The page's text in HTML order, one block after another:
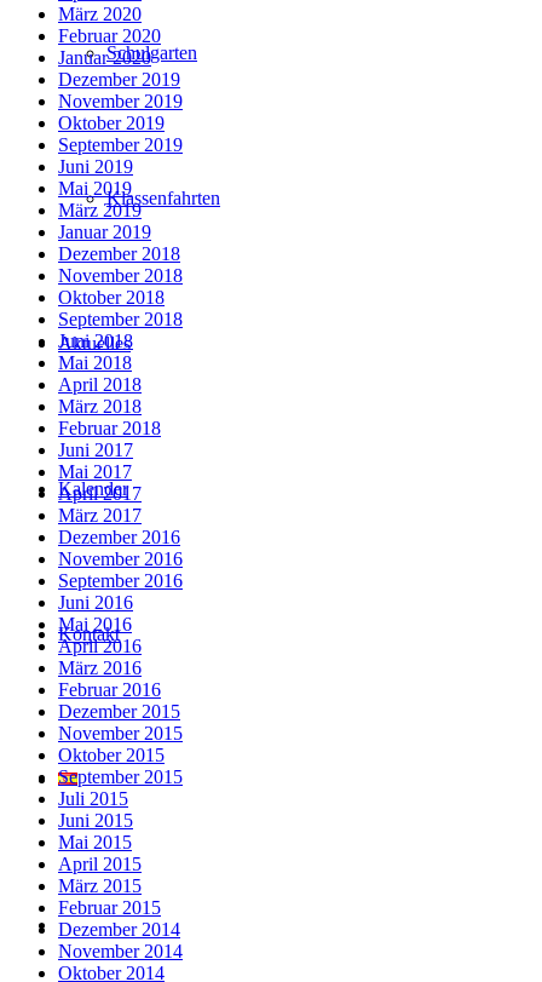
Schulgarten
Klassenfahrten
Aktuelles
Kalender
Kontakt
Suche
März 2020
Februar 2020
Januar 2020
Dezember 2019
November 2019
Oktober 2019
September 2019
Juni 2019
Mai 2019
März 2019
Januar 2019
Dezember 2018
November 2018
Oktober 2018
September 2018
Juni 2018
Mai 2018
April 2018
März 2018
Februar 2018
Juni 2017
Mai 2017
April 2017
März 2017
Dezember 2016
November 2016
September 2016
Juni 2016
Mai 2016
April 2016
März 2016
Februar 2016
Dezember 2015
November 2015
Oktober 2015
September 2015
Juli 2015
Juni 2015
Mai 2015
April 2015
März 2015
Februar 2015
Dezember 2014
November 2014
Oktober 2014